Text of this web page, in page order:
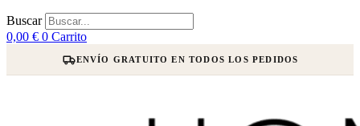
Buscar
0,00 € 0 Carrito
ENVÍO GRATUITO EN TODOS LOS PEDIDOS